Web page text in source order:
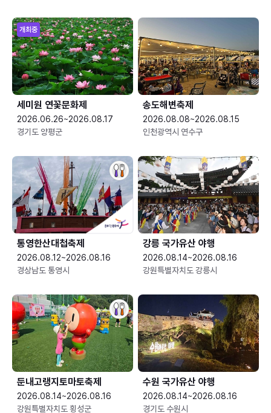
개최중
세미원 연꽃문화제
2026.06.26~2026.08.17
경기도 양평군
송도해변축제
2026.08.08~2026.08.15
인천광역시 연수구
통영한산대첩축제
2026.08.12~2026.08.16
경상남도 통영시
강릉 국가유산 야행
2026.08.14~2026.08.16
강원특별자치도 강릉시
둔내고랭지토마토축제
2026.08.14~2026.08.16
강원특별자치도 횡성군
수원 국가유산 야행
2026.08.14~2026.08.16
경기도 수원시